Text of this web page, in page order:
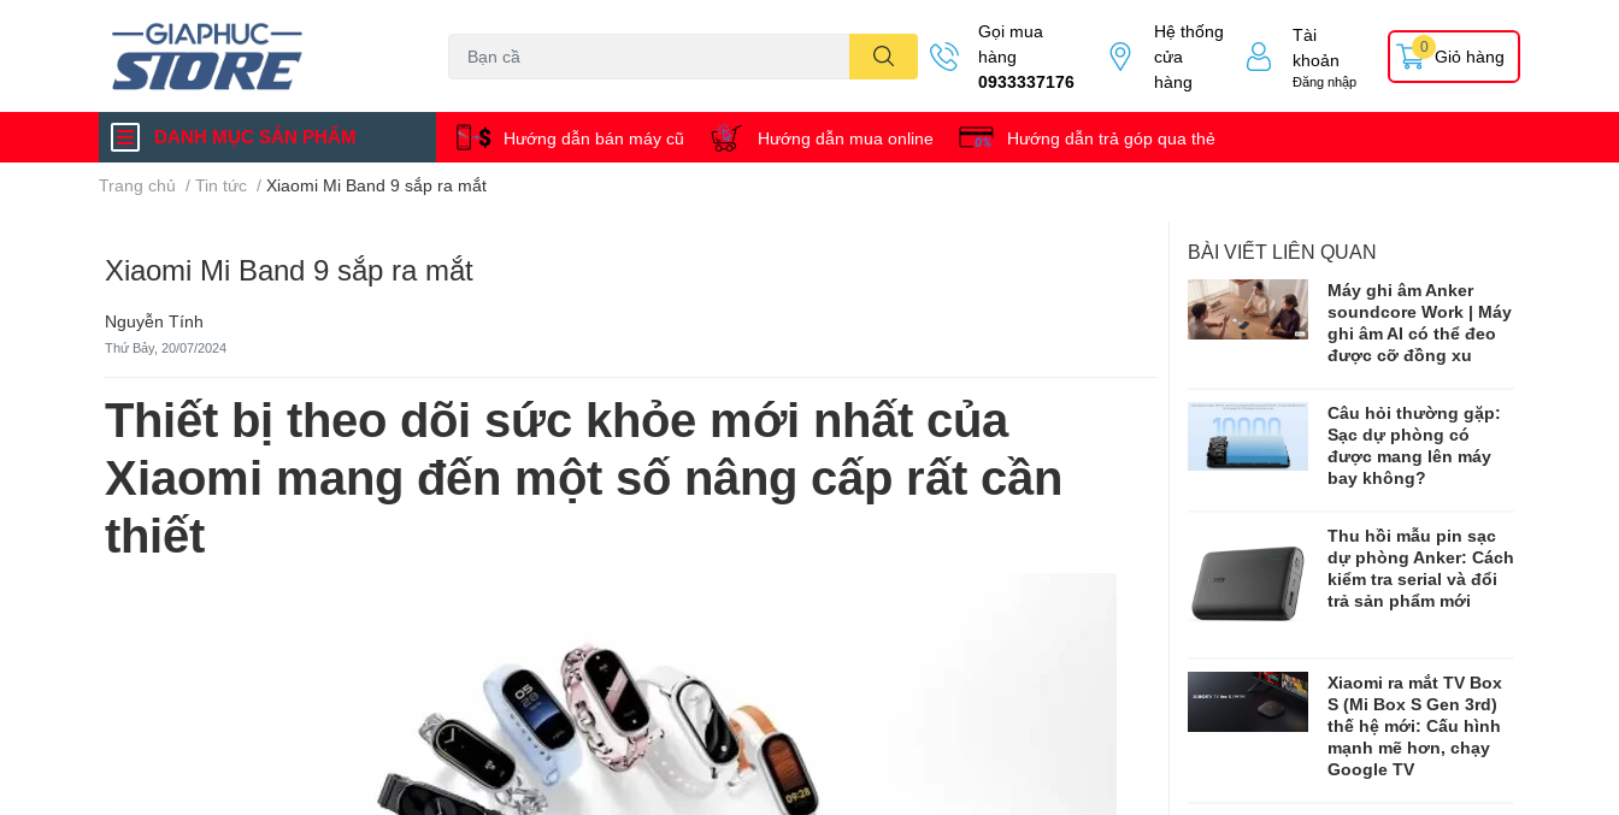
Gọi mua
hàng
0933337176
Hệ thống
cửa
hàng
Tài
khoản
Đăng nhập
Giỏ hàng
0
DANH MỤC SẢN PHẨM Hướng dẫn bán máy cũ Hướng dẫn mua online Hướng dẫn trả góp qua thẻ
Trang chủ / Tin tức / Xiaomi Mi Band 9 sắp ra mắt
Xiaomi Mi Band 9 sắp ra mắt
Nguyễn Tính
Thứ Bảy, 20/07/2024
Thiết bị theo dõi sức khỏe mới nhất của
Xiaomi mang đến một số nâng cấp rất cần
thiết
BÀI VIẾT LIÊN QUAN
Máy ghi âm Anker
soundcore Work | Máy
ghi âm AI có thể đeo
được cỡ đồng xu
Câu hỏi thường gặp:
Sạc dự phòng có
được mang lên máy
bay không?
Thu hồi mẫu pin sạc
dự phòng Anker: Cách
kiểm tra serial và đổi
trả sản phẩm mới
Xiaomi ra mắt TV Box
S (Mi Box S Gen 3rd)
thế hệ mới: Cấu hình
mạnh mẽ hơn, chạy
Google TV